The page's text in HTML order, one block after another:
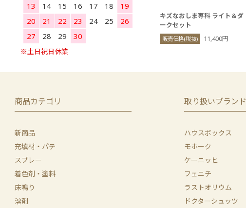
キズなおしま専科 ライト＆ダ
ークセット
販売価格(税抜) 11,400円
13
14 15 16 17 18
19
20
21 22 23 24 25
26
27
28 29 30
商品カテゴリ
新商品
充填材・パテ
スプレー
着色剤・塗料
床鳴り
溶剤
取り扱いブランド
ハウスボックス
モホーク
ケーニッヒ
フェニチ
ラストオリウム
ドクターシュッツ